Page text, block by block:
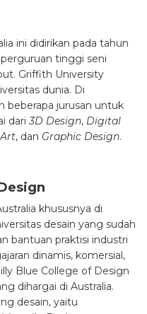
ini didirikan pada tahun
tinggi seni
Griffith University
dunia. Di
beberapa jurusan untuk
dari3D Design, Digital
, dan Graphic Design.
khususnya di
desain yang sudah
bantuan praktisi industri
dinamis, komersial,
Blue College of Design
dihargai di Australia.
desain, yaitu